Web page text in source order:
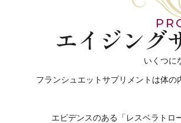
エイジング
いくつに
フランシュエットサプリメントは体の
エビデンスのある「レスベラトロ